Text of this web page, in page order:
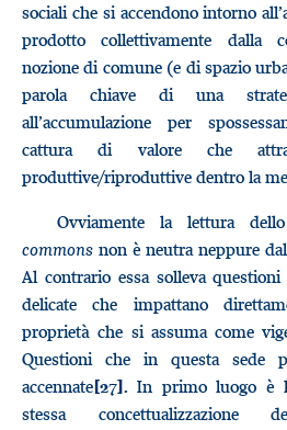
sociali che si accendono intorno
prodotto collettivamente dalla
nozione di comune (e di spazio
parola chiave di una
all’accumulazione per
cattura di valore che
produttive/riproduttive dentro la
Ovviamente la lettura
commons non è neutra neppure
Al contrario essa solleva
delicate che impattano
proprietà che si assuma come
Questioni che in questa sede
accennate[27]. In primo luogo è
stessa concettualizzazione